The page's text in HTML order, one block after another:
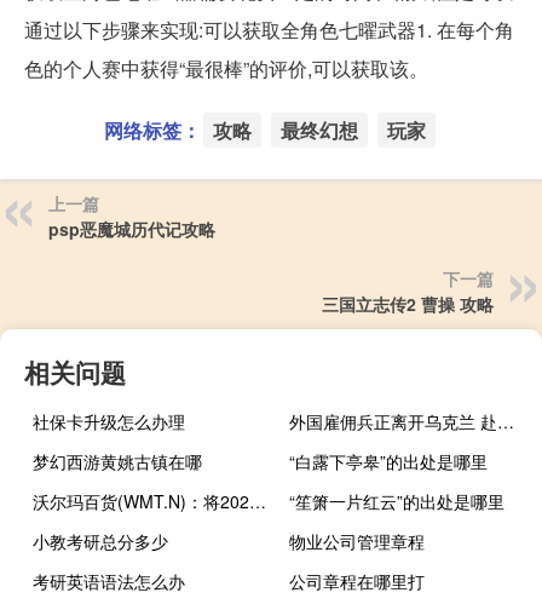
通过以下步骤来实现:可以获取全角色七曜武器1. 在每个角
色的个人赛中获得“最很棒”的评价,可以获取该。
网络标签： 攻略 最终幻想 玩家
上一篇
psp恶魔城历代记攻略
下一篇
三国立志传2 曹操 攻略
相关问题
社保卡升级怎么办理
外国雇佣兵正离开乌克兰 赴以色列作战
梦幻西游黄姚古镇在哪
“白露下亭皋”的出处是哪里
沃尔玛百货(WMT.N)：将2024财年销售增长预期上调至5%-5.5%
“笙箫一片红云”的出处是哪里
小教考研总分多少
物业公司管理章程
考研英语语法怎么办
公司章程在哪里打